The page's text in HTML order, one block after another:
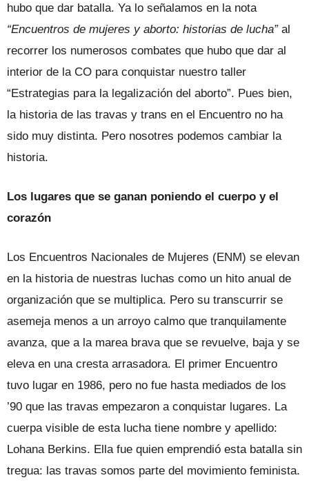
hubo que dar batalla. Ya lo señalamos en la nota
“Encuentros de mujeres y aborto: historias de lucha” al
recorrer los numerosos combates que hubo que dar al
interior de la CO para conquistar nuestro taller
“Estrategias para la legalización del aborto”. Pues bien,
la historia de las travas y trans en el Encuentro no ha
sido muy distinta. Pero nosotres podemos cambiar la
historia.
Los lugares que se ganan poniendo el cuerpo y el
corazón
Los Encuentros Nacionales de Mujeres (ENM) se elevan
en la historia de nuestras luchas como un hito anual de
organización que se multiplica. Pero su transcurrir se
asemeja menos a un arroyo calmo que tranquilamente
avanza, que a la marea brava que se revuelve, baja y se
eleva en una cresta arrasadora. El primer Encuentro
tuvo lugar en 1986, pero no fue hasta mediados de los
’90 que las travas empezaron a conquistar lugares. La
cuerpa visible de esta lucha tiene nombre y apellido:
Lohana Berkins. Ella fue quien emprendió esta batalla sin
tregua: las travas somos parte del movimiento feminista.